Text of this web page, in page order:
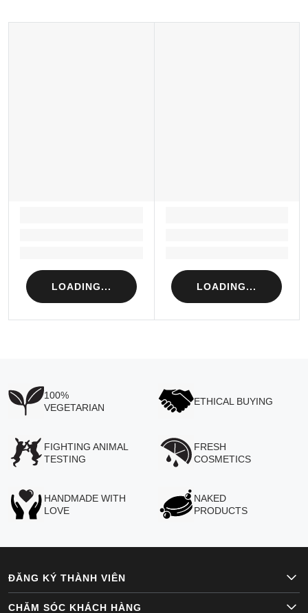
LOADING... LOADING...
100%
VEGETARIAN
ETHICAL BUYING
FIGHTING ANIMAL
TESTING
FRESH
COSMETICS
HANDMADE WITH
LOVE
NAKED
PRODUCTS
ĐĂNG KÝ THÀNH VIÊN
CHĂM SÓC KHÁCH HÀNG